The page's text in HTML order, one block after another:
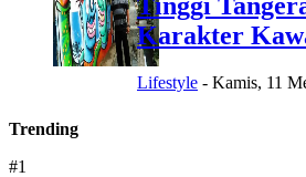
Karakter
Lifestyle - Kamis, 11
Trending
#1